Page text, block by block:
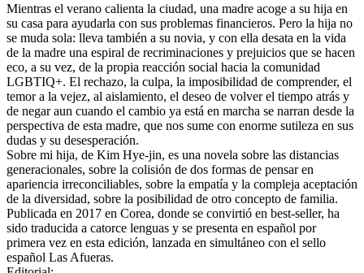
Mientras el verano calienta la ciudad, una madre acoge a su hija en
su casa para ayudarla con sus problemas financieros. Pero la hija no
se muda sola: lleva también a su novia, y con ella desata en la vida
de la madre una espiral de recriminaciones y prejuicios que se hacen
eco, a su vez, de la propia reacción social hacia la comunidad
LGBTIQ+. El rechazo, la culpa, la imposibilidad de comprender, el
temor a la vejez, al aislamiento, el deseo de volver el tiempo atrás y
de negar aun cuando el cambio ya está en marcha se narran desde la
perspectiva de esta madre, que nos sume con enorme sutileza en sus
dudas y su desesperación.
Sobre mi hija, de Kim Hye-jin, es una novela sobre las distancias
generacionales, sobre la colisión de dos formas de pensar en
apariencia irreconciliables, sobre la empatía y la compleja aceptación
de la diversidad, sobre la posibilidad de otro concepto de familia.
Publicada en 2017 en Corea, donde se convirtió en best-seller, ha
sido traducida a catorce lenguas y se presenta en español por
primera vez en esta edición, lanzada en simultáneo con el sello
español Las Afueras.